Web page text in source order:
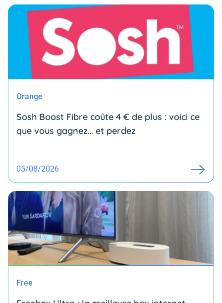
Orange
Sosh Boost Fibre coûte 4 € de plus : voici ce
que vous gagnez… et perdez
05/08/2026
Free